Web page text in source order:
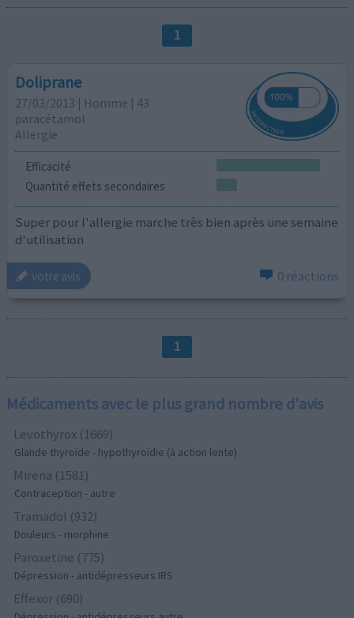
1
Doliprane
27/03/2013 | Homme | 43
paracétamol
Allergie
Efficacité
Quantité effets secondaires
Super pour l'allergie marche très bien après une semaine
d'utilisation
votre avis 0 réactions
1
Médicaments avec le plus grand nombre d'avis
Levothyrox (1669)
Glande thyroïde - hypothyroïdie (à action lente)
Mirena (1581)
Contraception - autre
Tramadol (932)
Douleurs - morphine
Paroxetine (775)
Dépression - antidépresseurs IRS
Effexor (690)